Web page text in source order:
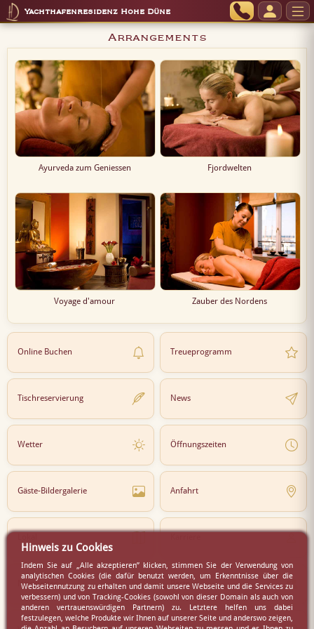
Yachthafenresidenz Hohe Düne
Arrangements
Ayurveda zum Geniessen Fjordwelten
Voyage d'amour Zauber des Nordens
Online Buchen Treueprogramm
Tischreservierung News
Wetter Öffnungszeiten
Gäste-Bildergalerie Anfahrt
Newsletter Partner
Hinweis zu Cookies
Indem Sie auf „Alle akzeptieren” klicken, stimmen Sie der Verwendung von
analytischen Cookies (die dafür benutzt werden, um Erkenntnisse über die
Webseitennutzung zu erhalten und damit unsere Webseite und die Services zu
verbessern) und von Tracking-Cookies (sowohl von dieser Domain als auch von
anderen vertrauenswürdigen Partnern) zu. Letztere helfen uns dabei
festzulegen, welche Produkte wir Ihnen auf unserer Seite und anderswo zeigen,